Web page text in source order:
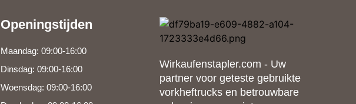
Openingstijden
Maandag: 09:00-16:00
Dinsdag: 09:00-16:00
Woensdag: 09:00-16:00
Wirkaufenstapler.com - Uw
partner voor geteste gebruikte
vorkheftrucks en betrouwbare